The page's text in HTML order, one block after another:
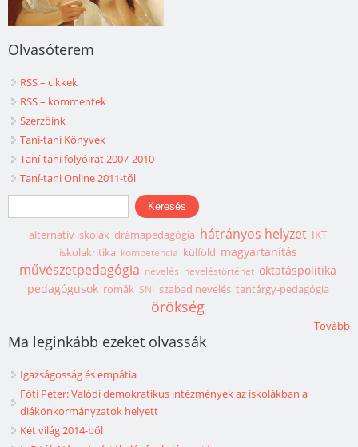
Olvasóterem
RSS – cikkek
RSS – kommentek
Szerzőink
Taní-tani Könyvek
Taní-tani folyóirat 2007-2010
Taní-tani Online 2011-től
Keresés űrlap
Keresés
alternatív iskolák drámapedagógia hátrányos helyzet IKT
iskolakritika kompetencia külföld magyartanítás
művészetpedagógia nevelés neveléstörténet oktatáspolitika
pedagógusok romák SNI szabad nevelés tantárgy-pedagógia
örökség
Tovább
Ma leginkább ezeket olvassák
Igazságosság és empátia
Fóti Péter: Valódi demokratikus intézmények az iskolákban a
diákönkormányzatok helyett
Két világ 2014-ből